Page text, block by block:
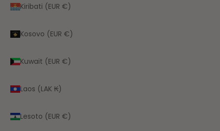
Kiribati (EUR €)
Kosovo (EUR €)
Kuwait (EUR €)
Laos (LAK ₭)
Lesoto (EUR €)